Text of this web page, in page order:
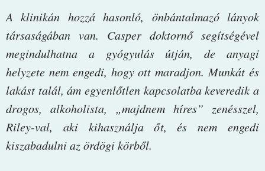
A klinikán hozzá hasonló, önbántalmazó lányok
társaságában van. Casper doktornő segítségével
megindulhatna a gyógyulás útján, de anyagi
helyzete nem engedi, hogy ott maradjon. Munkát és
lakást talál, ám egyenlőtlen kapcsolatba keveredik a
drogos, alkoholista, „majdnem híres” zenésszel,
Riley-val, aki kihasználja őt, és nem engedi
kiszabadulni az ördögi körből.